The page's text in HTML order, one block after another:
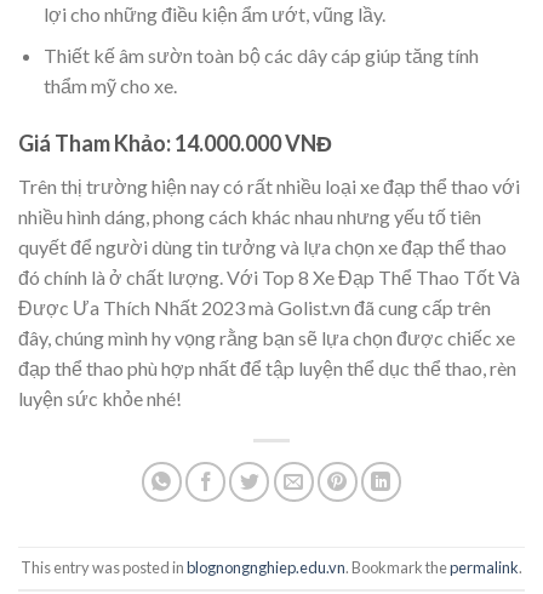
lợi cho những điều kiện ẩm ướt, vũng lầy.
Thiết kế âm sườn toàn bộ các dây cáp giúp tăng tính
thẩm mỹ cho xe.
Giá Tham Khảo: 14.000.000 VNĐ
Trên thị trường hiện nay có rất nhiều loại xe đạp thể thao với
nhiều hình dáng, phong cách khác nhau nhưng yếu tố tiên
quyết để người dùng tin tưởng và lựa chọn xe đạp thể thao
đó chính là ở chất lượng. Với Top 8 Xe Đạp Thể Thao Tốt Và
Được Ưa Thích Nhất 2023 mà Golist.vn đã cung cấp trên
đây, chúng mình hy vọng rằng bạn sẽ lựa chọn được chiếc xe
đạp thể thao phù hợp nhất để tập luyện thể dục thể thao, rèn
luyện sức khỏe nhé!
This entry was posted inblognongnghiep.edu.vn. Bookmark thepermalink.